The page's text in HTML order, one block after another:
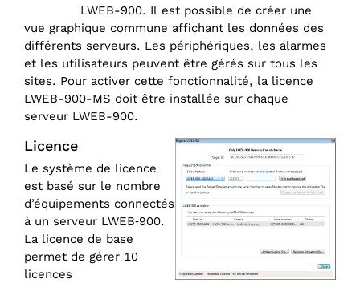
LWEB-900. Il est possible de créer une
vue graphique commune affichant les données des
différents serveurs. Les périphériques, les alarmes
et les utilisateurs peuvent être gérés sur tous les
sites. Pour activer cette fonctionnalité, la licence
LWEB-900-MS doit être installée sur chaque
serveur LWEB-900.
Licence
Le système de licence
est basé sur le nombre
d’équipements connectés
à un serveur LWEB‑900.
La licence de base
permet de gérer 10
licences